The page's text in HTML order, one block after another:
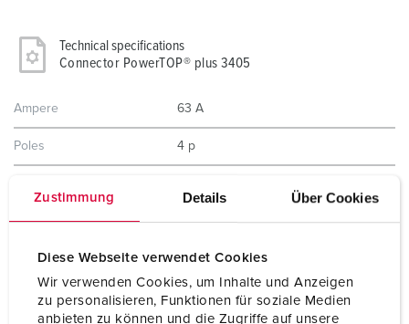
Zustimmung Details Über Cookies
Diese Webseite verwendet Cookies
Wir verwenden Cookies, um Inhalte und Anzeigen
zu personalisieren, Funktionen für soziale Medien
anbieten zu können und die Zugriffe auf unsere
Technical specifications
Connector PowerTOP® plus 3405
Ampere 63 A
Poles 4 p
Clock position 9 h
Hertz 50-60 Hz
Connection technology Screw terminals